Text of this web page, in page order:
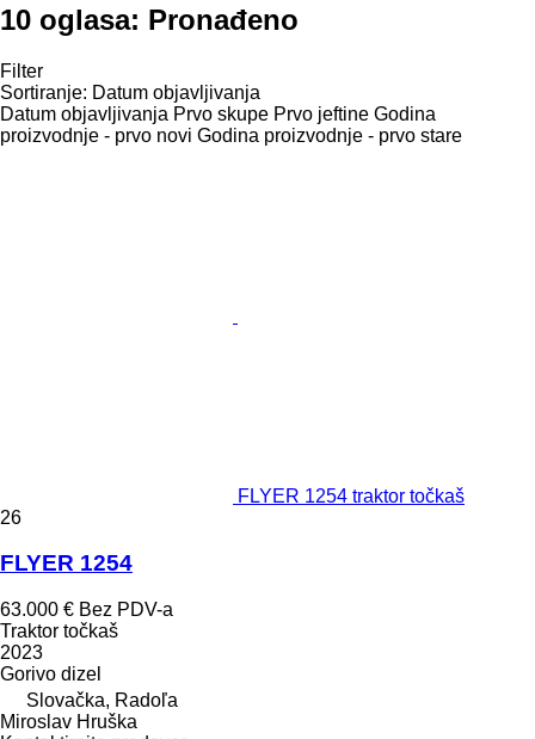
10 oglasa: Pronađeno
Filter
Sortiranje: Datum objavljivanja
Datum objavljivanja Prvo skupe Prvo jeftine Godina
proizvodnje - prvo novi Godina proizvodnje - prvo stare
FLYER 1254 traktor točkaš
26
FLYER 1254
63.000 € Bez PDV-a
Traktor točkaš
2023
Gorivo dizel
Slovačka, Radoľa
Miroslav Hruška